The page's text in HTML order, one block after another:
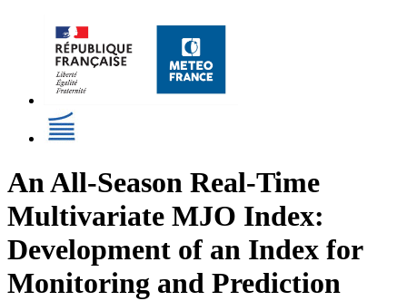
An All-Season Real-Time
Multivariate MJO Index:
Development of an Index for
Monitoring and Prediction